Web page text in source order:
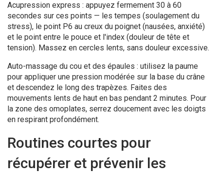
Acupression express : appuyez fermement 30 à 60
secondes sur ces points — les tempes (soulagement du
stress), le point P6 au creux du poignet (nausées, anxiété)
et le point entre le pouce et l'index (douleur de tête et
tension). Massez en cercles lents, sans douleur excessive.
Auto-massage du cou et des épaules : utilisez la paume
pour appliquer une pression modérée sur la base du crâne
et descendez le long des trapèzes. Faites des
mouvements lents de haut en bas pendant 2 minutes. Pour
la zone des omoplates, serrez doucement avec les doigts
en respirant profondément.
Routines courtes pour
récupérer et prévenir les